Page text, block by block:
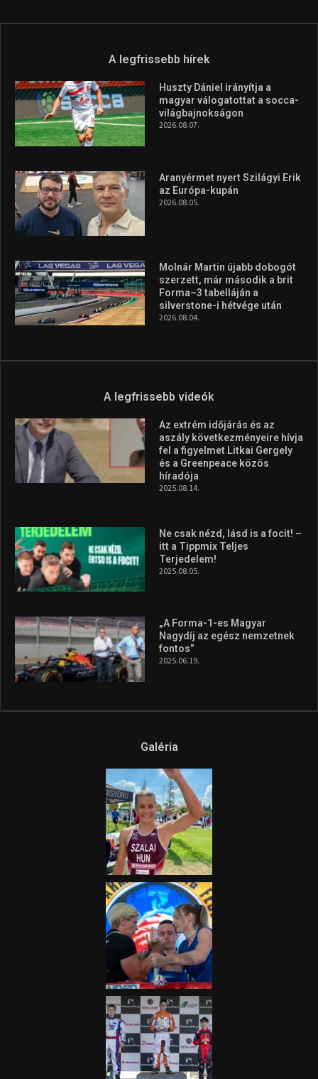
A legfrissebb hírek
Huszty Dániel irányítja a
magyar válogatottat a socca-
világbajnokságon
2026.08.07.
Aranyérmet nyert Szilágyi Erik
az Európa-kupán
2026.08.05.
Molnár Martin újabb dobogót
szerzett, már második a brit
Forma–3 tabelláján a
silverstone-i hétvége után
2026.08.04.
A legfrissebb videók
Az extrém időjárás és az
aszály következményeire hívja
fel a figyelmet Litkai Gergely
és a Greenpeace közös
híradója
2025.08.14.
Ne csak nézd, lásd is a focit! –
itt a Tippmix Teljes
Terjedelem!
2025.08.05.
„A Forma-1-es Magyar
Nagydíj az egész nemzetnek
fontos”
2025.06.19.
Galéria